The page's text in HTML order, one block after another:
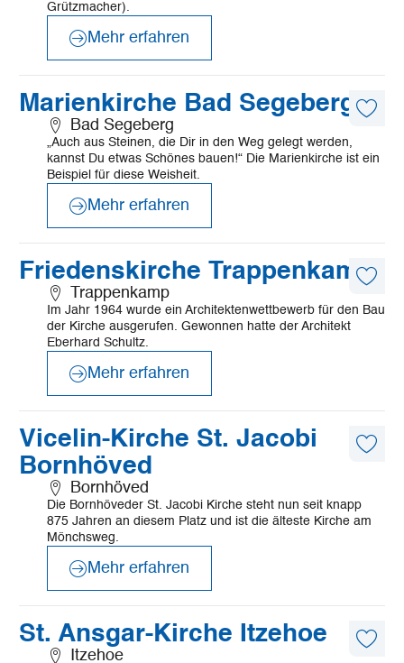
Grützmacher).
Mehr erfahren
Marienkirche Bad Segeberg
Bad Segeberg
„Auch aus Steinen, die Dir in den Weg gelegt werden,
kannst Du etwas Schönes bauen!“ Die Marienkirche ist ein
Beispiel für diese Weisheit.
Mehr
erfahren
Mehr erfahren
Friedenskirche Trappenkamp
Trappenkamp
Im Jahr 1964 wurde ein Architektenwettbewerb für den Bau
der Kirche ausgerufen. Gewonnen hatte der Architekt
Eberhard Schultz.
Mehr
erfahren
Mehr erfahren
Vicelin-Kirche St. Jacobi
Bornhöved
Bornhöved
Die Bornhöveder St. Jacobi Kirche steht nun seit knapp
875 Jahren an diesem Platz und ist die älteste Kirche am
Mönchsweg.
Mehr
erfahren
Mehr erfahren
St. Ansgar-Kirche Itzehoe
Itzehoe
Mehr
erfahren